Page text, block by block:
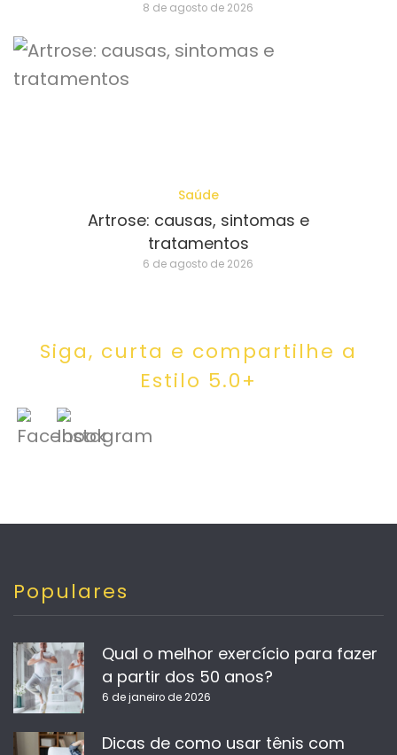
8 de agosto de 2026
Saúde
Artrose: causas, sintomas e
tratamentos
6 de agosto de 2026
Siga, curta e compartilhe a
Estilo 5.0+
Populares
Qual o melhor exercício para fazer
a partir dos 50 anos?
6 de janeiro de 2026
Dicas de como usar tênis com